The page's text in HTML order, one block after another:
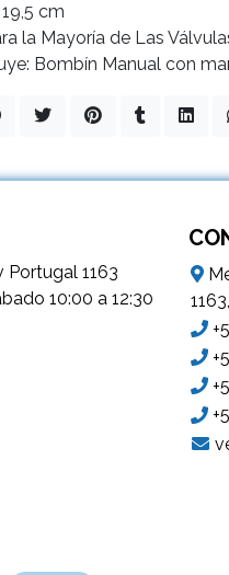
cm
la Mayoría de Las
Bombín Manual con
1163
10:00 a 12:30